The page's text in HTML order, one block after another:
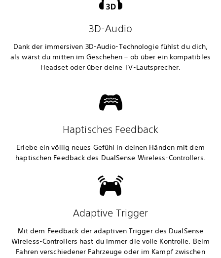
3D-Audio
Dank der immersiven 3D-Audio-Technologie fühlst du dich,
als wärst du mitten im Geschehen – ob über ein kompatibles
Headset oder über deine TV-Lautsprecher.
Haptisches Feedback
Erlebe ein völlig neues Gefühl in deinen Händen mit dem
haptischen Feedback des DualSense Wireless-Controllers.
Adaptive Trigger
Mit dem Feedback der adaptiven Trigger des DualSense
Wireless-Controllers hast du immer die volle Kontrolle. Beim
Fahren verschiedener Fahrzeuge oder im Kampf zwischen